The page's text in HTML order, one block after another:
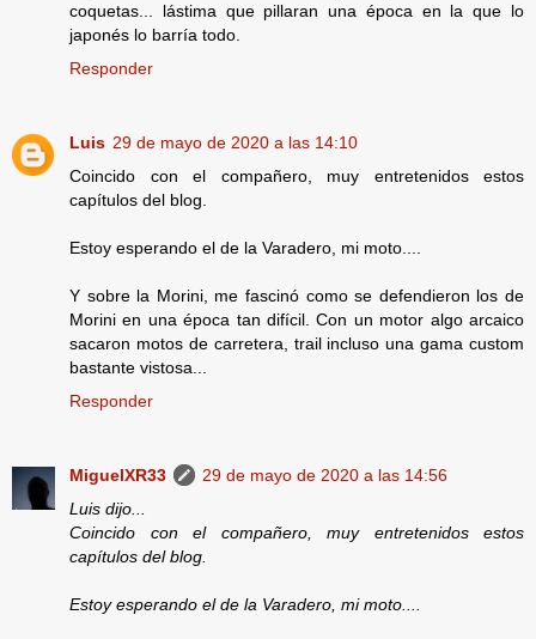
coquetas... lástima que pillaran una época en la que lo
japonés lo barría todo.
Responder
Luis 29 de mayo de 2020 a las 14:10
Coincido con el compañero, muy entretenidos estos
capítulos del blog.
Estoy esperando el de la Varadero, mi moto....
Y sobre la Morini, me fascinó como se defendieron los de
Morini en una época tan difícil. Con un motor algo arcaico
sacaron motos de carretera, trail incluso una gama custom
bastante vistosa...
Responder
MiguelXR33
29 de mayo de 2020 a las 14:56
Luis dijo...
Coincido con el compañero, muy entretenidos estos
capítulos del blog.
Estoy esperando el de la Varadero, mi moto....